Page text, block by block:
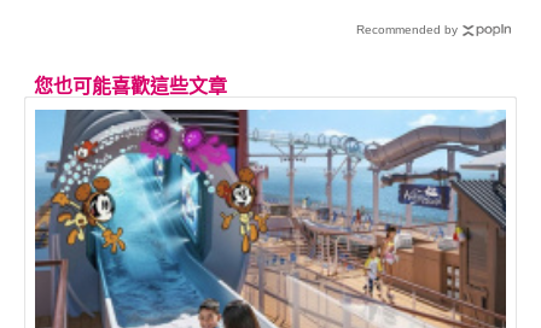
Recommended by
您也可能喜歡這些文章